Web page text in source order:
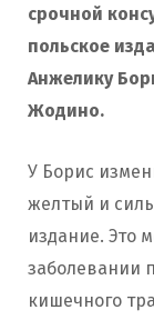
срочной
польское
Анжелику
Жодино.
У Борис
желтый и
издание. Это
заболевании
кишечного